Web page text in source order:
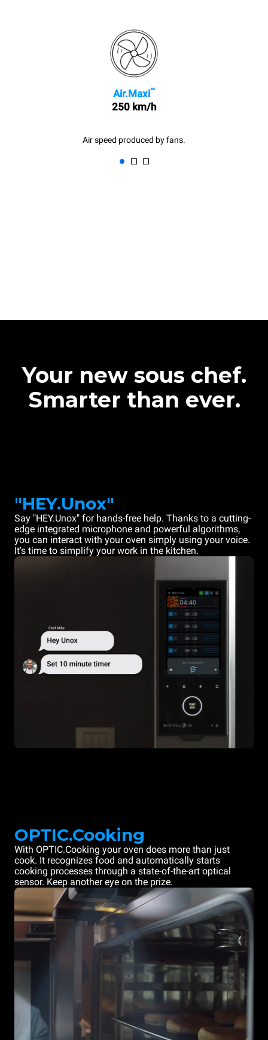
Air.Maxi™
250 km/h
Air speed produced by fans.
Your new sous chef.
Smarter than ever.
"HEY.Unox"
Say "HEY.Unox" for hands-free help. Thanks to a cutting-
edge integrated microphone and powerful algorithms,
you can interact with your oven simply using your voice.
It's time to simplify your work in the kitchen.
OPTIC.Cooking
With OPTIC.Cooking your oven does more than just
cook. It recognizes food and automatically starts
cooking processes through a state-of-the-art optical
sensor. Keep another eye on the prize.